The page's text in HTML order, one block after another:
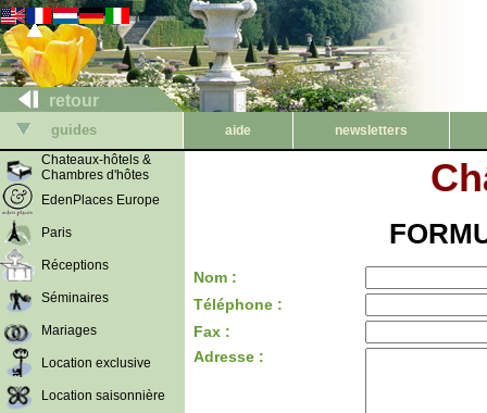
retour
guides aide
newsletters
Chateaux-hôtels &
Chambres d'hôtes
EdenPlaces Europe
Paris
Réceptions
Séminaires
Mariages
Location exclusive
Location saisonnière
Nom :
Téléphone :
Fax :
Adresse :